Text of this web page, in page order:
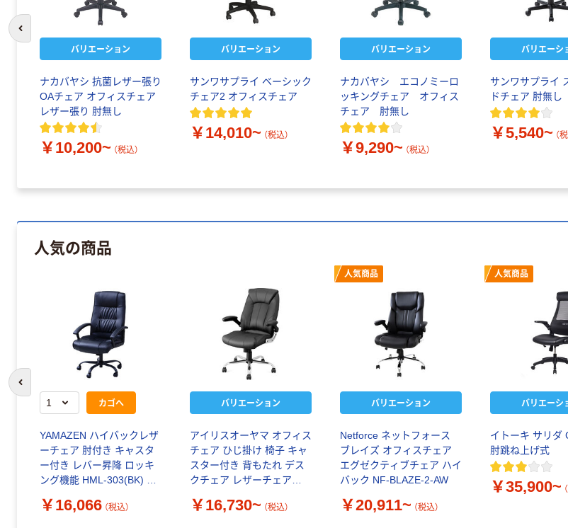
バリエーション
ナカバヤシ 抗菌レザー張り
OAチェア オフィスチェア
レザー張り 肘無し
￥10,200~ （税込）
バリエーション
サンワサプライ ベーシック
チェア2 オフィスチェア
￥14,010~ （税込）
バリエーション
ナカバヤシ エコノミーロ
ッキングチェア オフィス
チェア 肘無し
￥9,290~ （税込）
バリエーシ
サンワサプライ
ドチェア 肘無し
￥5,540~ （
前のスライドへ
人気の商品
カゴへ
YAMAZEN ハイバックレザ
ーチェア 肘付き キャスタ
ー付き レバー昇降 ロッキ
ング機能 HML-303(BK) 1
￥16,066 （税込）
バリエーション
アイリスオーヤマ オフィス
チェア ひじ掛け 椅子 キャ
スター付き 背もたれ デス
クチェア レザーチェア
￥16,730~ （税込）
人気商品
バリエーション
Netforce ネットフォース
ブレイズ オフィスチェア
エグゼクティブチェア ハイ
バック NF-BLAZE-2-AW
￥20,911~ （税込）
人気商品
バリエーシ
イトーキ サリダ
肘跳ね上げ式
￥35,900~
前のスライドへ